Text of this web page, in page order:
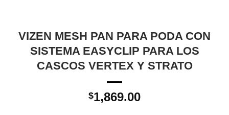
VIZEN MESH PAN PARA PODA CON
SISTEMA EASYCLIP PARA LOS
CASCOS VERTEX Y STRATO
$1,869.00